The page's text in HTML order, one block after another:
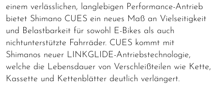
einem verlässlichen, langlebigen Performance-Antrieb
bietet Shimano CUES ein neues Maß an Vielseitigkeit
und Belastbarkeit für sowohl E-Bikes als auch
nichtunterstützte Fahrräder. CUES kommt mit
Shimanos neuer LINKGLIDE-Antriebstechnologie,
welche die Lebensdauer von Verschleißteilen wie Kette,
Kassette und Kettenblätter deutlich verlängert.